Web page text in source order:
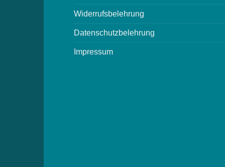
Widerrufsbelehrung
Datenschutzbelehrung
Impressum